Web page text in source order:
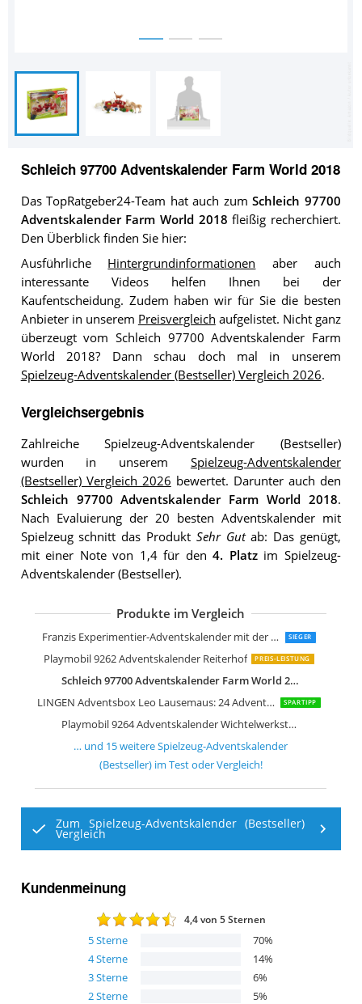
Schleich 97700 Adventskalender Farm World 2018
Das TopRatgeber24-Team hat auch zumSchleich 97700
Adventskalender Farm World 2018 fleißig recherchiert.
Den Überblick finden Sie hier:
Ausführliche Hintergrundinformationen aber auch
interessante Videos helfen Ihnen bei der
Kaufentscheidung. Zudem haben wir für Sie die besten
Anbieter in unserem Preisvergleich aufgelistet. Nicht ganz
überzeugt vom Schleich 97700 Adventskalender Farm
World 2018? Dann schau doch mal in unserem
Spielzeug-Adventskalender (Bestseller) Vergleich 2026.
Vergleichsergebnis
Zahlreiche Spielzeug-Adventskalender (Bestseller)
wurden in unserem Spielzeug-Adventskalender
(Bestseller) Vergleich 2026 bewertet. Darunter auch den
Schleich 97700 Adventskalender Farm World 2018.
Nach Evaluierung der 20 besten Adventskalender mit
Spielzeug schnitt das Produkt Sehr Gutab: Das genügt,
mit einer Note von 1,4 für den4. Platzim Spielzeug-
Adventskalender (Bestseller).
Produkte im Vergleich
Franzis Experimentier-Adventskalender mit der Maus SIEGER
Playmobil 9262 Adventskalender Reiterhof PREIS-LEISTUNG
Schleich 97700 Adventskalender Farm World 2018
LINGEN Adventsbox Leo Lausemaus: 24 Adventsgeschichten
SPARTIPP
Playmobil 9264 Adventskalender Wichtelwerkstatt
Ravensburger GraviTrax
LEGO City Adventskalender
LEGO Harry Potter Adventskalender
LEGO City Adventskalender 2025
LEGO Minecraft Adventskalender
LEGO Star Wars Adventskalender
LEGO Star Wars Adventskalender
peiranup Kristalle Adventskalender
… und 15weitereSpielzeug-Adventskalender
(Bestseller)im Test oder Vergleich!
Zum Spielzeug-Adventskalender (Bestseller)
Vergleich
Kundenmeinung
4,4von 5 Sternen
5Sterne 70%
4Sterne 14%
3Sterne 6%
2Sterne 5%